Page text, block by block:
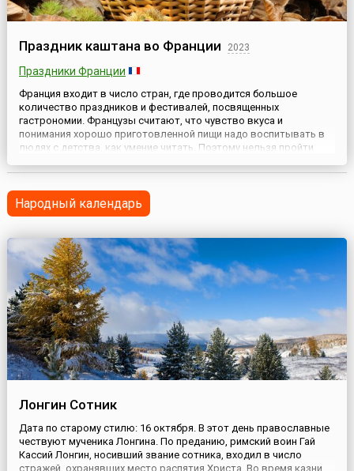
Праздник каштана во Франции 2023
Праздники Франции
Франция входит в число стран, где проводится большое
количество праздников и фестивалей, посвященных
гастрономии. Французы считают, что чувство вкуса и
понимания хорошо приготовленной пищи надо воспитывать в
людях с детства, как умение читать. Поэтому нельзя пройти
продукт французы очень ценят и считают национальным.
Именно они впервые нача...
Народный календарь
Лонгин Сотник
Дата по старому стилю: 16 октября. В этот день православные
чествуют мученика Лонгина. По преданию, римский воин Гай
Кассий Лонгин, носивший звание сотника, входил в число
стражей, охранявших место распятия Христа. Во время казни